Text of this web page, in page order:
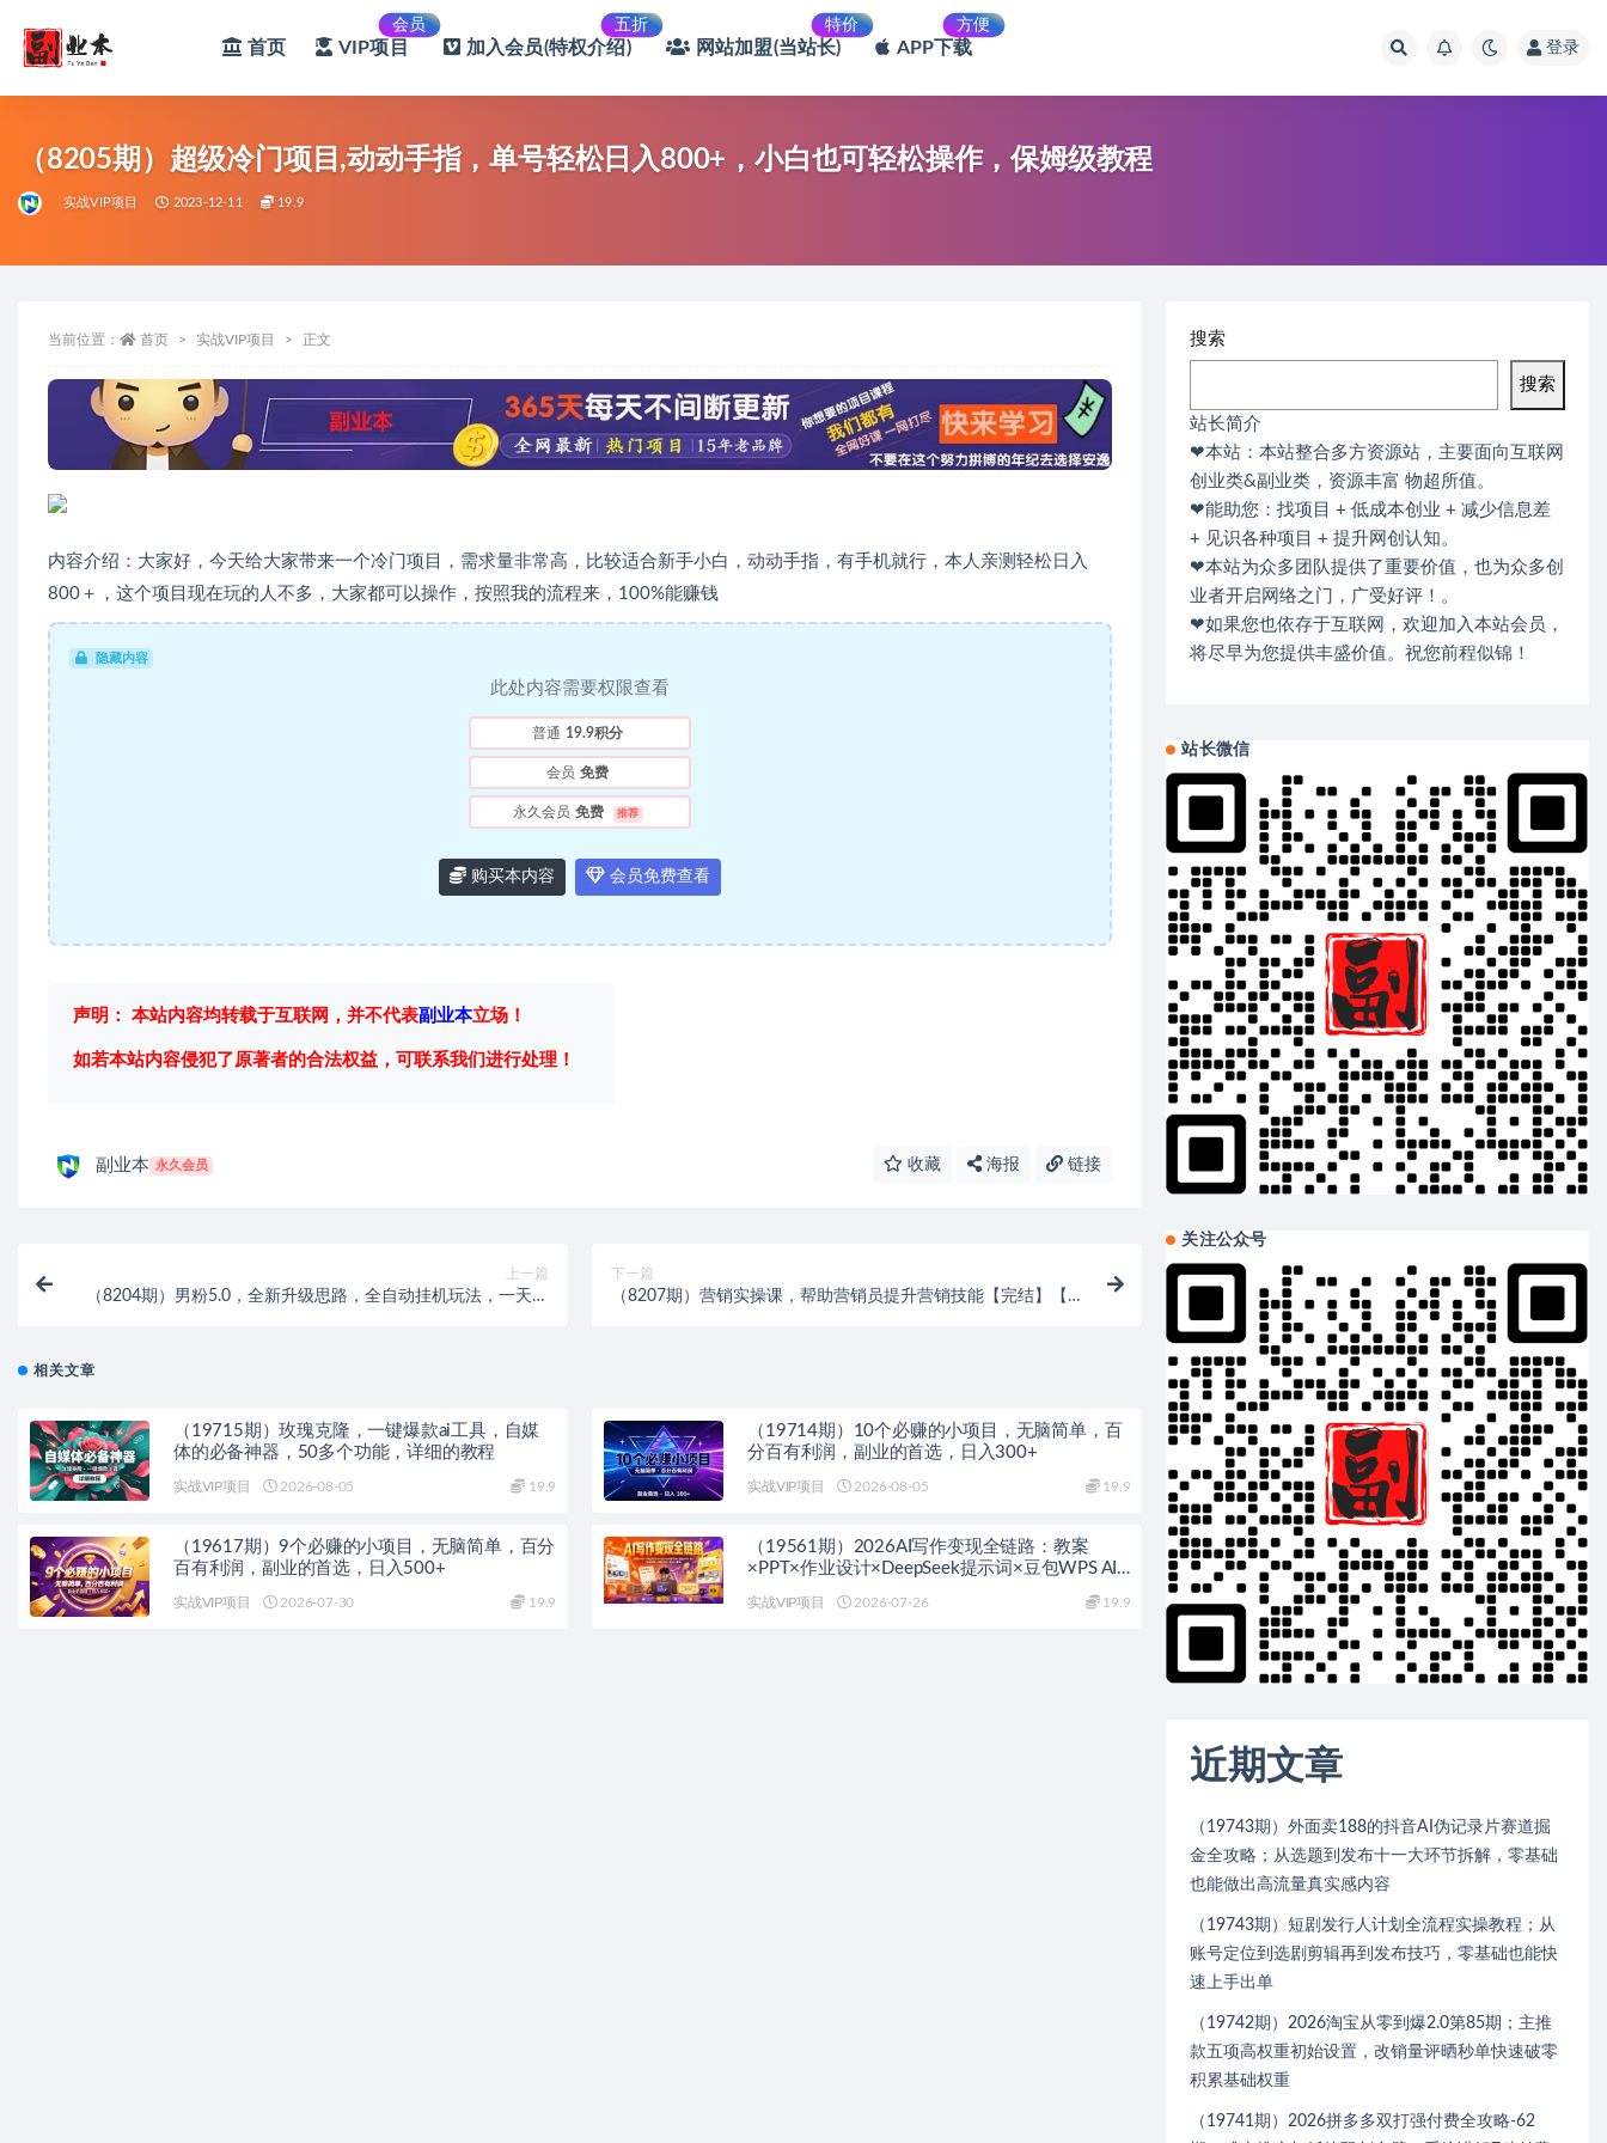
首页 VIP项目
会员
加入会员(特权介绍)
五折
网站加盟(当站长)
特价
APP下载
方便
登录
（8205期）超级冷门项目,动动手指，单号轻松日入800+，小白也可轻松操作，保姆级教程
实战VIP项目 2023-12-11 19.9
当前位置： 首页 实战VIP项目 正文
内容介绍：大家好，今天给大家带来一个冷门项目，需求量非常高，比较适合新手小白，动动手指，有手机就行，本人亲测轻松日入
800＋，这个项目现在玩的人不多，大家都可以操作，按照我的流程来，100%能赚钱
隐藏内容
此处内容需要权限查看
普通 19.9积分
会员 免费
永久会员 免费 推荐
购买本内容 会员免费查看
声明： 本站内容均转载于互联网，并不代表副业本立场！
如若本站内容侵犯了原著者的合法权益，可联系我们进行处理！
副业本 永久会员 收藏 海报 链接
上一篇
（8204期）男粉5.0，全新升级思路，全自动挂机玩法，一天收
下一篇
（8207期）营销实操课，帮助营销员提升营销技能【完结】【音
相关文章
（19715期）玫瑰克隆，一键爆款ai工具，自媒
体的必备神器，50多个功能，详细的教程
实战VIP项目 2026-08-05 19.9
（19714期）10个必赚的小项目，无脑简单，百
分百有利润，副业的首选，日入300+
实战VIP项目 2026-08-05 19.9
（19617期）9个必赚的小项目，无脑简单，百分
百有利润，副业的首选，日入500+
实战VIP项目 2026-07-30 19.9
（19561期）2026AI写作变现全链路：教案
×PPT×作业设计×DeepSeek提示词×豆包WPS AI×
实战VIP项目 2026-07-26 19.9
搜索
搜索
站长简介
❤本站：本站整合多方资源站，主要面向互联网
创业类&副业类，资源丰富 物超所值。
❤能助您：找项目 + 低成本创业 + 减少信息差
+ 见识各种项目 + 提升网创认知。
❤本站为众多团队提供了重要价值，也为众多创
业者开启网络之门，广受好评！。
❤如果您也依存于互联网，欢迎加入本站会员，
将尽早为您提供丰盛价值。祝您前程似锦！
站长微信
关注公众号
近期文章
（19743期）外面卖188的抖音AI伪记录片赛道掘
金全攻略；从选题到发布十一大环节拆解，零基础
也能做出高流量真实感内容
（19743期）短剧发行人计划全流程实操教程；从
账号定位到选剧剪辑再到发布技巧，零基础也能快
速上手出单
（19742期）2026淘宝从零到爆2.0第85期；主推
款五项高权重初始设置，改销量评晒秒单快速破零
积累基础权重
（19741期）2026拼多多双打强付费全攻略-62